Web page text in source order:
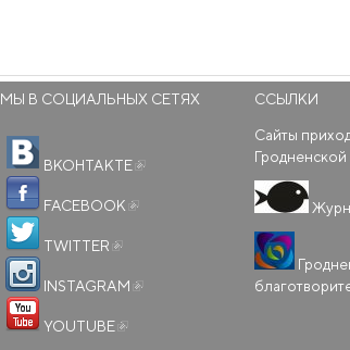
МЫ В СОЦИАЛЬНЫХ СЕТЯХ
ВКОНТАКТЕ
(внешняя ссылка)
FACEBOOK
TWITTER
INSTAGRAM
(внешняя ссылка)
YOUTUBE
ССЫЛКИ
Сайты
Гродненской